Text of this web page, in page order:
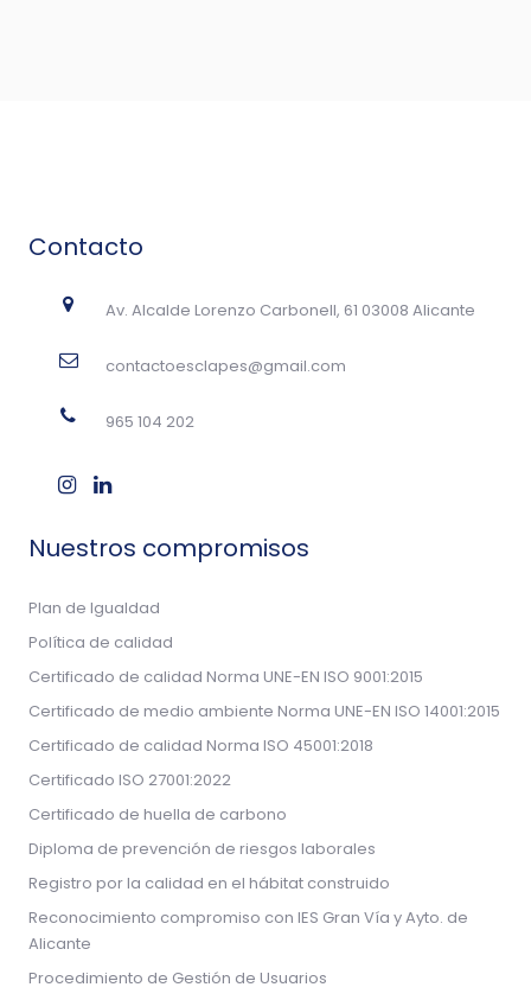
Contacto
Av. Alcalde Lorenzo Carbonell, 61 03008 Alicante
contactoesclapes@gmail.com
965 104 202
Nuestros compromisos
Plan de Igualdad
Política de calidad
Certificado de calidad Norma UNE-EN ISO 9001:2015
Certificado de medio ambiente Norma UNE-EN ISO 14001:2015
Certificado de calidad Norma ISO 45001:2018
Certificado ISO 27001:2022
Certificado de huella de carbono
Diploma de prevención de riesgos laborales
Registro por la calidad en el hábitat construido
Reconocimiento compromiso con IES Gran Vía y Ayto. de
Alicante
Procedimiento de Gestión de Usuarios